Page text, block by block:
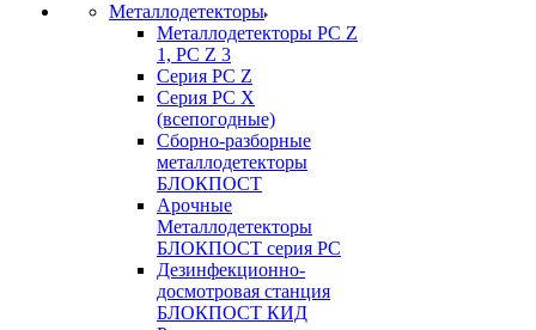
Металлодетекторы
Металлодетекторы РС Z
1, PC Z 3
Серия РС Z
Серия РС X
(всепогодные)
Сборно-разборные
металлодетекторы
БЛОКПОСТ
Арочные
Металлодетекторы
БЛОКПОСТ серия РС
Дезинфекционно-
досмотровая станция
БЛОКПОСТ КИД